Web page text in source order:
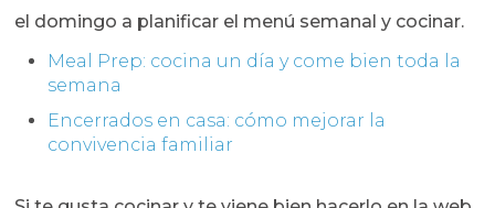
el domingo a planificar el menú semanal y cocinar.
Meal Prep: cocina un día y come bien toda la
semana
Encerrados en casa: cómo mejorar la
convivencia familiar